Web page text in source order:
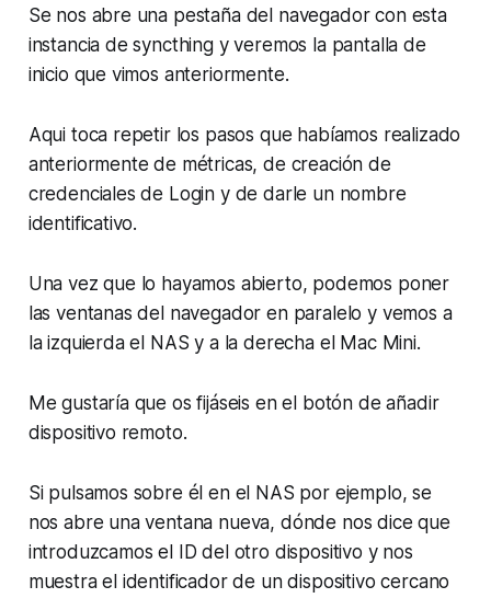
Se nos abre una pestaña del navegador con esta
instancia de syncthing y veremos la pantalla de
inicio que vimos anteriormente.
Aqui toca repetir los pasos que habíamos realizado
anteriormente de métricas, de creación de
credenciales de Login y de darle un nombre
identificativo.
Una vez que lo hayamos abierto, podemos poner
las ventanas del navegador en paralelo y vemos a
la izquierda el NAS y a la derecha el Mac Mini.
Me gustaría que os fijáseis en el botón de añadir
dispositivo remoto.
Si pulsamos sobre él en el NAS por ejemplo, se
nos abre una ventana nueva, dónde nos dice que
introduzcamos el ID del otro dispositivo y nos
muestra el identificador de un dispositivo cercano